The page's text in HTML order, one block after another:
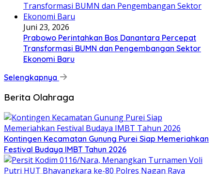
Juni 23, 2026
Prabowo Perintahkan Bos Danantara Percepat
Transformasi BUMN dan Pengembangan Sektor
Ekonomi Baru
Selengkapnya
Berita Olahraga
Kontingen Kecamatan Gunung Purei Siap Memeriahkan
Festival Budaya IMBT Tahun 2026